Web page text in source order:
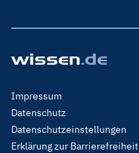
Footer
Menu
Legal
Impressum
Datenschutz
Datenschutzeinstellungen
Erklärung zur Barrierefreiheit